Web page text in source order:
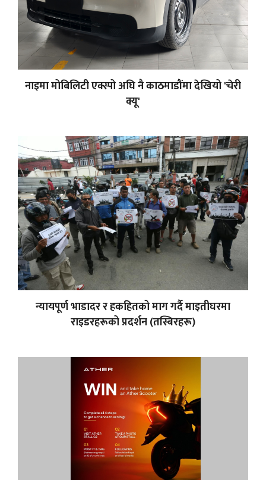
नाइमा मोबिलिटी एक्स्पो अघि नै काठमाडौंमा देखियो 'चेरी
क्यू'
न्यायपूर्ण भाडादर र हकहितको माग गर्दै माइतीघरमा
राइडरहरूको प्रदर्शन (तस्बिरहरू)